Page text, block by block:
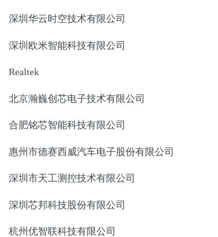
深圳华云时空技术有限公司
深圳欧米智能科技有限公司
Realtek
北京瀚巍创芯电子技术有限公司
合肥铭芯智能科技有限公司
惠州市德赛西威汽车电子股份有限公司
深圳市天工测控技术有限公司
深圳芯邦科技股份有限公司
杭州优智联科技有限公司